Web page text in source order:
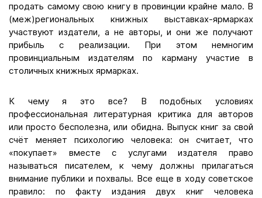
продать самому свою книгу в провинции крайне мало. В
(меж)региональных книжных выставках-ярмарках
участвуют издатели, а не авторы, и они же получают
прибыль с реализации. При этом немногим
провинциальным издателям по карману участие в
столичных книжных ярмарках.
К чему я это все? В подобных условиях
профессиональная литературная критика для авторов
или просто бесполезна, или обидна. Выпуск книг за свой
счёт меняет психологию человека: он считает, что
«покупает» вместе с услугами издателя право
называться писателем, к чему должны прилагаться
внимание публики и похвалы. Все еще в ходу советское
правило: по факту издания двух книг человека